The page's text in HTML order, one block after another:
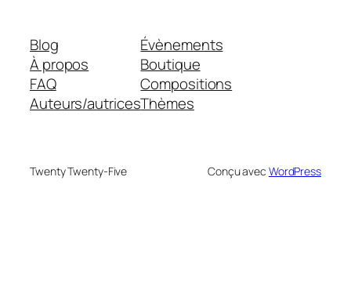
Blog
À propos
FAQ
Auteurs/autrices
Évènements
Boutique
Compositions
Thèmes
Twenty Twenty-Five Conçu avec WordPress